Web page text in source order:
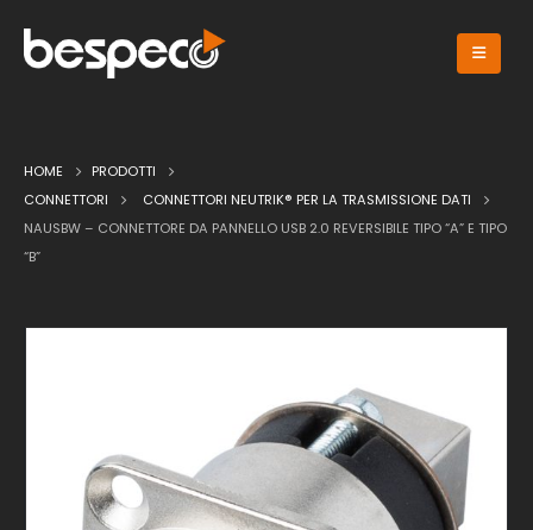
HOME
PRODOTTI
CONNETTORI
CONNETTORI NEUTRIK® PER LA TRASMISSIONE DATI
NAUSBW – CONNETTORE DA PANNELLO USB 2.0 REVERSIBILE TIPO “A” E TIPO
“B”